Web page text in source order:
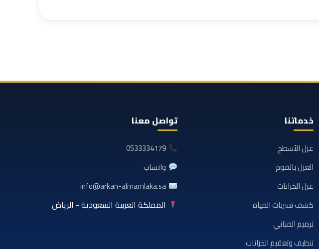
خدماتنا
عزل الأسطح
العزل بالفوم
عزل الخزانات
كشف تسربات المياه
ترميم المباني
تنظيف وتعقيم الخزانات
تواصل معنا
0533334179
واتساب
info@arkan-almamlaka.sa
المملكة العربية السعودية - الرياض